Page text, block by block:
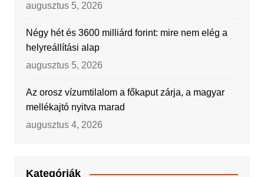
augusztus 5, 2026
Négy hét és 3600 milliárd forint: mire nem elég a
helyreállítási alap
augusztus 5, 2026
Az orosz vízumtilalom a főkaput zárja, a magyar
mellékajtó nyitva marad
augusztus 4, 2026
Kategóriák